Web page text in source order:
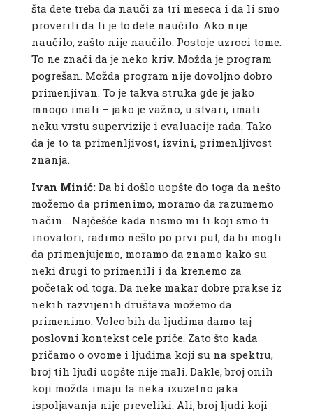
šta dete treba da nauči za tri meseca i da li smo
proverili da li je to dete naučilo. Ako nije
naučilo, zašto nije naučilo. Postoje uzroci tome.
To ne znači da je neko kriv. Možda je program
pogrešan. Možda program nije dovoljno dobro
primenjivan. To je takva struka gde je jako
mnogo imati – jako je važno, u stvari, imati
neku vrstu supervizije i evaluacije rada. Tako
da je to ta primenljivost, izvini, primenljivost
znanja.
Ivan Minić:Da bi došlo uopšte do toga da nešto
možemo da primenimo, moramo da razumemo
način… Najčešće kada nismo mi ti koji smo ti
inovatori, radimo nešto po prvi put, da bi mogli
da primenjujemo, moramo da znamo kako su
neki drugi to primenili i da krenemo za
početak od toga. Da neke makar dobre prakse iz
nekih razvijenih društava možemo da
primenimo. Voleo bih da ljudima damo taj
poslovni kontekst cele priče. Zato što kada
pričamo o ovome i ljudima koji su na spektru,
broj tih ljudi uopšte nije mali. Dakle, broj onih
koji možda imaju ta neka izuzetno jaka
ispoljavanja nije preveliki. Ali, broj ljudi koji